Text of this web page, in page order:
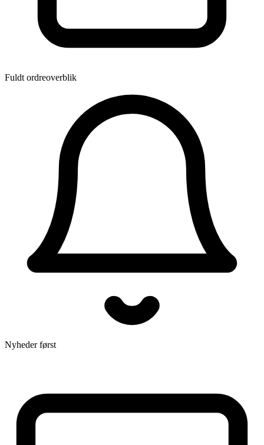
Fuldt ordreoverblik
Nyheder først